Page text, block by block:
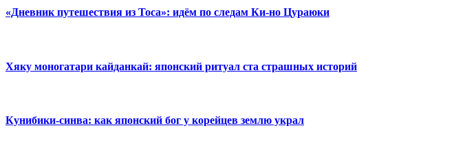
«Дневник путешествия из Тоса»: идём по следам Ки-но Цураюки
Хяку моногатари кайданкай: японский ритуал ста страшных историй
Кунибики-синва: как японский бог у корейцев землю украл